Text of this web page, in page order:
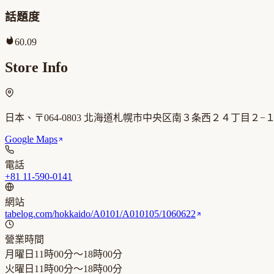
話題度
60.09
Store Info
日本、〒064-0803 北海道札幌市中央区南３条西２４丁目２−
Google Maps
電話
+81 11-590-0141
網站
tabelog.com/hokkaido/A0101/A010105/1060622
營業時間
月曜日 11時00分～18時00分
火曜日 11時00分～18時00分